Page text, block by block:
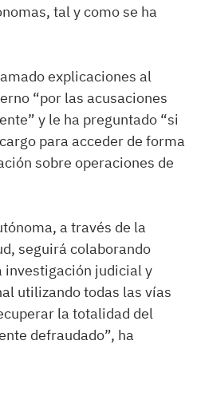
tal y como se ha
explicaciones al
“por las acusaciones
y le ha preguntado “si
para acceder de forma
sobre operaciones de
a través de la
seguirá colaborando
investigación judicial y
utilizando todas las vías
la totalidad del
defraudado”, ha